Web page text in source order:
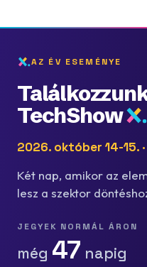
AZ ÉV ESEMÉNYE
TechShow
2026. október 14-15.
Két nap, amikor az
lesz a szektor
JEGYEK NORMÁL ÁRON
még 47 napig